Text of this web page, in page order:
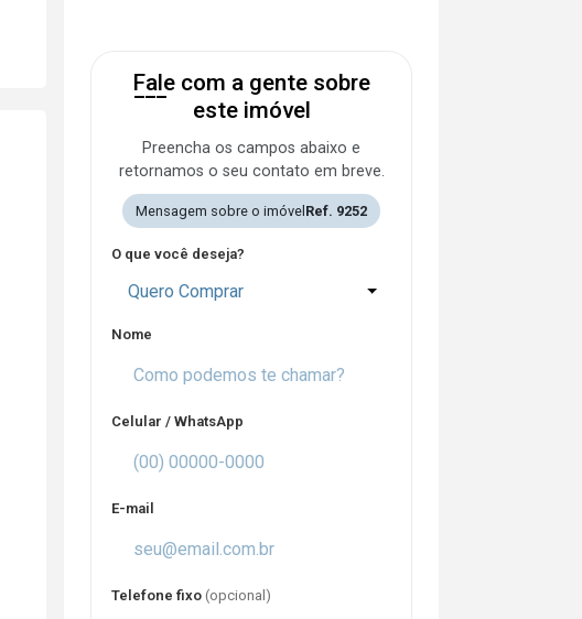
Fale com a gente sobre
este imóvel
Preencha os campos abaixo e
retornamos o seu contato em breve.
Mensagem sobre o imóvel Ref. 9252
O que você deseja?
Quero Comprar
Nome
Celular / WhatsApp
E-mail
Telefone fixo (opcional)